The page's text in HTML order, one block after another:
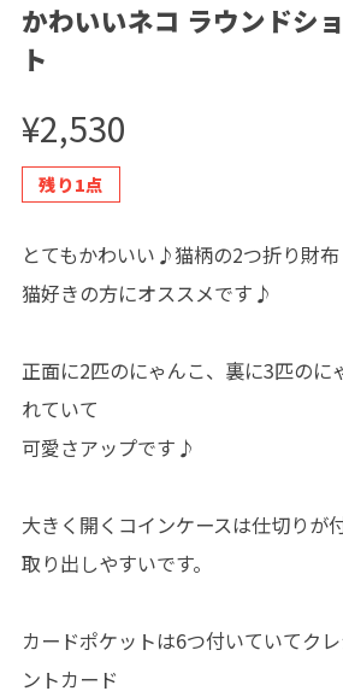
かわいいネコ ラウンドシ
ト
¥2,530
残り1点
とてもかわいい♪猫柄の2つ折り財布
猫好きの方にオススメです♪
正面に2匹のにゃんこ、裏に3匹のに
れていて
可愛さアップです♪
大きく開くコインケースは仕切りが
取り出しやすいです。
カードポケットは6つ付いていてク
ントカード